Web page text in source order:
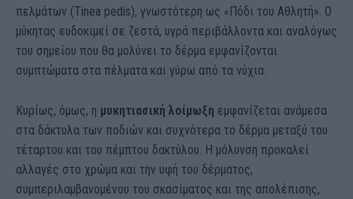
πελμάτων (Tinea pedis), γνωστότερη ως «Πόδι του Αθλητή». Ο
μύκητας ευδοκιμεί σε ζεστά, υγρά περιβάλλοντα και αναλόγως
του σημείου που θα μολύνει το δέρμα εμφανίζονται
συμπτώματα στα πέλματα και γύρω από τα νύχια.
Κυρίως, όμως, η μυκητιασική λοίμωξη εμφανίζεται ανάμεσα
στα δάκτυλα των ποδιών και συχνότερα το δέρμα μεταξύ του
τέταρτου και του πέμπτου δακτύλου. Η μόλυνση προκαλεί
αλλαγές στο χρώμα και την υφή του δέρματος,
συμπεριλαμβανομένου του σκασίματος και της απολέπισης,